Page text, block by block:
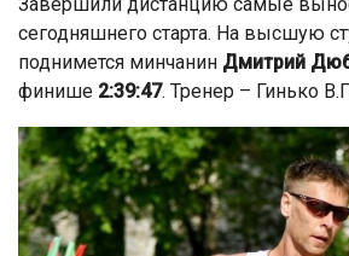
сегодняшнего старта. На высшую
поднимется минчанин Дмитрий
финише 2:39:47. Тренер – Гинько